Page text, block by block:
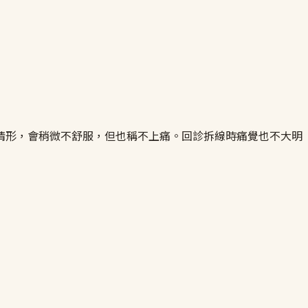
，會稍微不舒服，但也稱不上痛。回診拆線時痛覺也不大明